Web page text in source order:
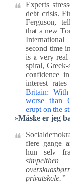
Experts
debt crisis.
Ferguson,
that a new
second time
is a very real
spiral,
confidence
interest
Britain:
worse than
erupt on the
»Måske er jeg
flere gange
hun selv
privatskole.”